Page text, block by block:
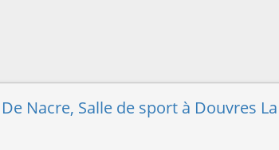
Nacre, Salle de sport à Douvres